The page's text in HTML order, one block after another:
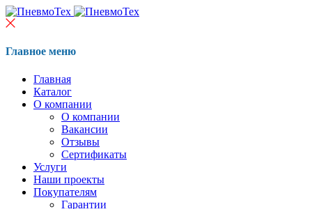
Главное меню
Главная
Каталог
О компании
О компании
Вакансии
Отзывы
Сертификаты
Услуги
Наши проекты
Покупателям
Гарантии